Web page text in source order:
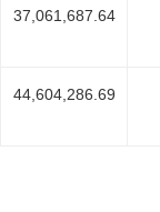
37,061,687.64
44,604,286.69